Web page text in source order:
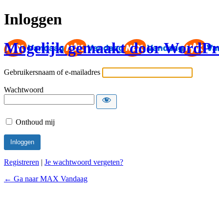
Inloggen
Mogelijk gemaakt door
Gebruikersnaam of e-mailadres
Wachtwoord
Onthoud mij
Registreren | Je wachtwoord vergeten?
← Ga naar MAX Vandaag